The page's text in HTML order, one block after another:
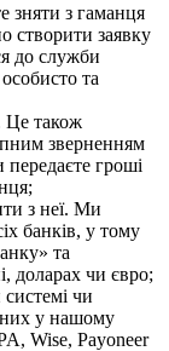
зняти з гаманця
створити заявку
до служби
та
Це також
зверненням
гроші
з неї. Ми
банків, у тому
та
доларах чи євро;
чи
у нашому
Wise, Payoneer